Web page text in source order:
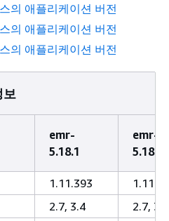
의 애플리케이션 버전
의 애플리케이션 버전
의 애플리케이션 버전
보
emr-
5.18.1
emr-
5.18.0
1.11.393
2.7, 3.4
2.7, 3.4